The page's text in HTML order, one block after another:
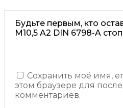
Будьте первым, кто
М10,5 A2 DIN 6798-A
Сохранить моё имя,
этом браузере для
комментариев.